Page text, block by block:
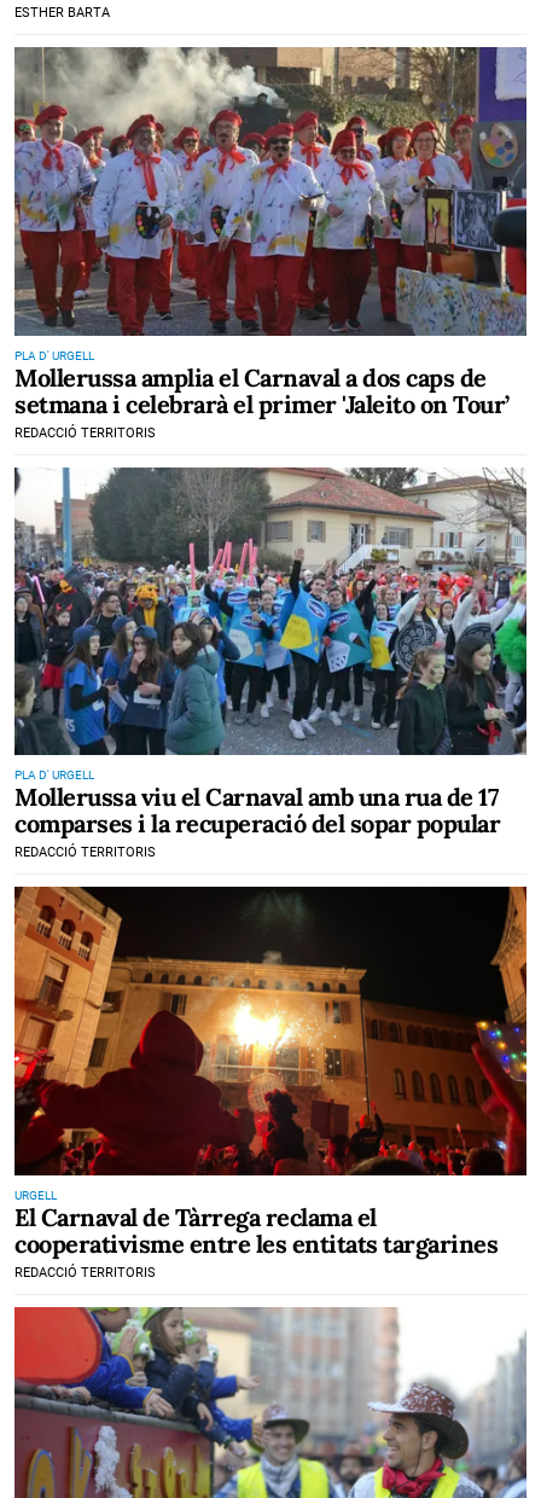
ESTHER BARTA
PLA D' URGELL
Mollerussa amplia el Carnaval a dos caps de
setmana i celebrarà el primer 'Jaleito on Tour’
REDACCIÓ TERRITORIS
PLA D' URGELL
Mollerussa viu el Carnaval amb una rua de 17
comparses i la recuperació del sopar popular
REDACCIÓ TERRITORIS
URGELL
El Carnaval de Tàrrega reclama el
cooperativisme entre les entitats targarines
REDACCIÓ TERRITORIS